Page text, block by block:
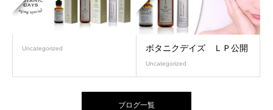
Uncategorized ボタニクデイズ ＬＰ公開
Uncategorized
ブログ一覧